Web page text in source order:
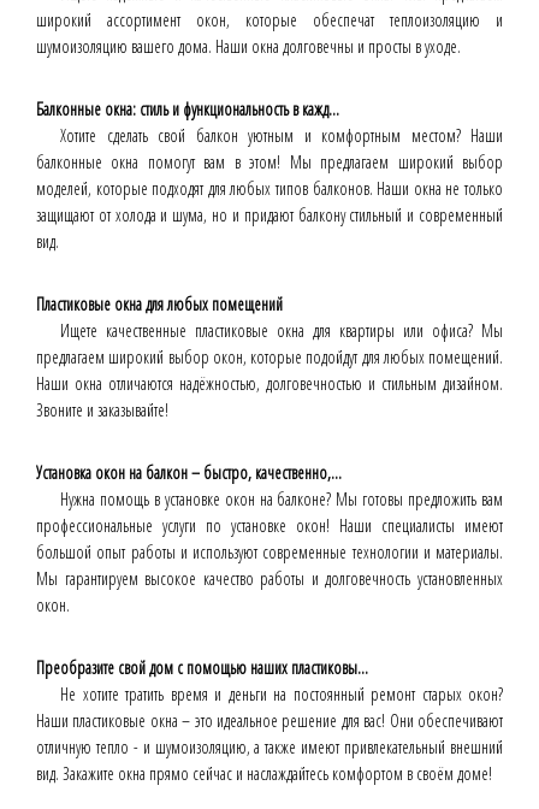
широкий ассортимент окон, которые обеспечат теплоизоляцию и
шумоизоляцию вашего дома. Наши окна долговечны и просты в уходе.
Балконные окна: стиль и функциональность в кажд...
Хотите сделать свой балкон уютным и комфортным местом? Наши
балконные окна помогут вам в этом! Мы предлагаем широкий выбор
моделей, которые подходят для любых типов балконов. Наши окна не только
защищают от холода и шума, но и придают балкону стильный и современный
вид.
Пластиковые окна для любых помещений
Ищете качественные пластиковые окна для квартиры или офиса? Мы
предлагаем широкий выбор окон, которые подойдут для любых помещений.
Наши окна отличаются надёжностью, долговечностью и стильным дизайном.
Звоните и заказывайте!
Установка окон на балкон – быстро, качественно,...
Нужна помощь в установке окон на балконе? Мы готовы предложить вам
профессиональные услуги по установке окон! Наши специалисты имеют
большой опыт работы и используют современные технологии и материалы.
Мы гарантируем высокое качество работы и долговечность установленных
окон.
Преобразите свой дом с помощью наших пластиковы...
Не хотите тратить время и деньги на постоянный ремонт старых окон?
Наши пластиковые окна – это идеальное решение для вас! Они обеспечивают
отличную тепло - и шумоизоляцию, а также имеют привлекательный внешний
вид. Закажите окна прямо сейчас и наслаждайтесь комфортом в своём доме!